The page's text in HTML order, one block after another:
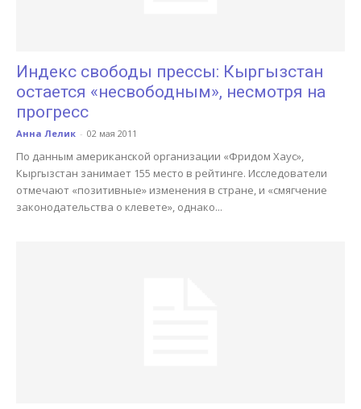
Индекс свободы прессы: Кыргызстан
остается «несвободным», несмотря на
прогресс
Анна Лелик - 02 мая 2011
По данным американской организации «Фридом Хаус»,
Кыргызстан занимает 155 место в рейтинге. Исследователи
отмечают «позитивные» изменения в стране, и «смягчение
законодательства о клевете», однако...